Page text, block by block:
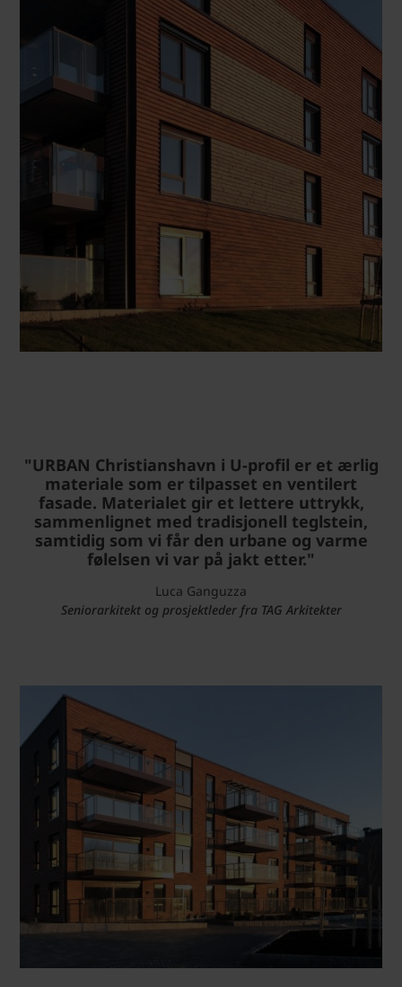
"URBAN Christianshavn i U-profil er et ærlig
materiale som er tilpasset en ventilert
fasade. Materialet gir et lettere uttrykk,
sammenlignet med tradisjonell teglstein,
samtidig som vi får den urbane og varme
følelsen vi var på jakt etter."
Luca Ganguzza
Seniorarkitekt og prosjektleder fra TAG Arkitekter